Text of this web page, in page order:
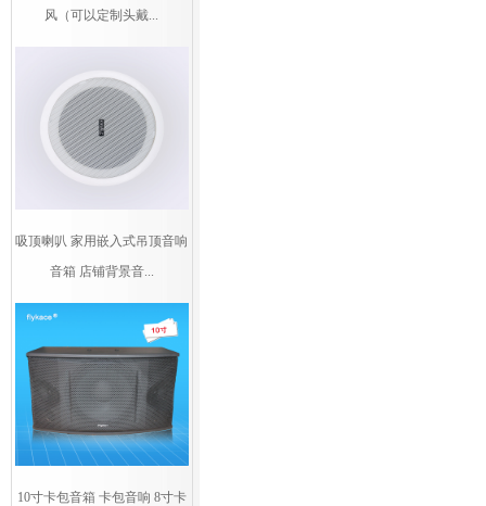
风（可以定制头戴...
吸顶喇叭 家用嵌入式吊顶音响
音箱 店铺背景音...
10寸卡包音箱 卡包音响 8寸卡